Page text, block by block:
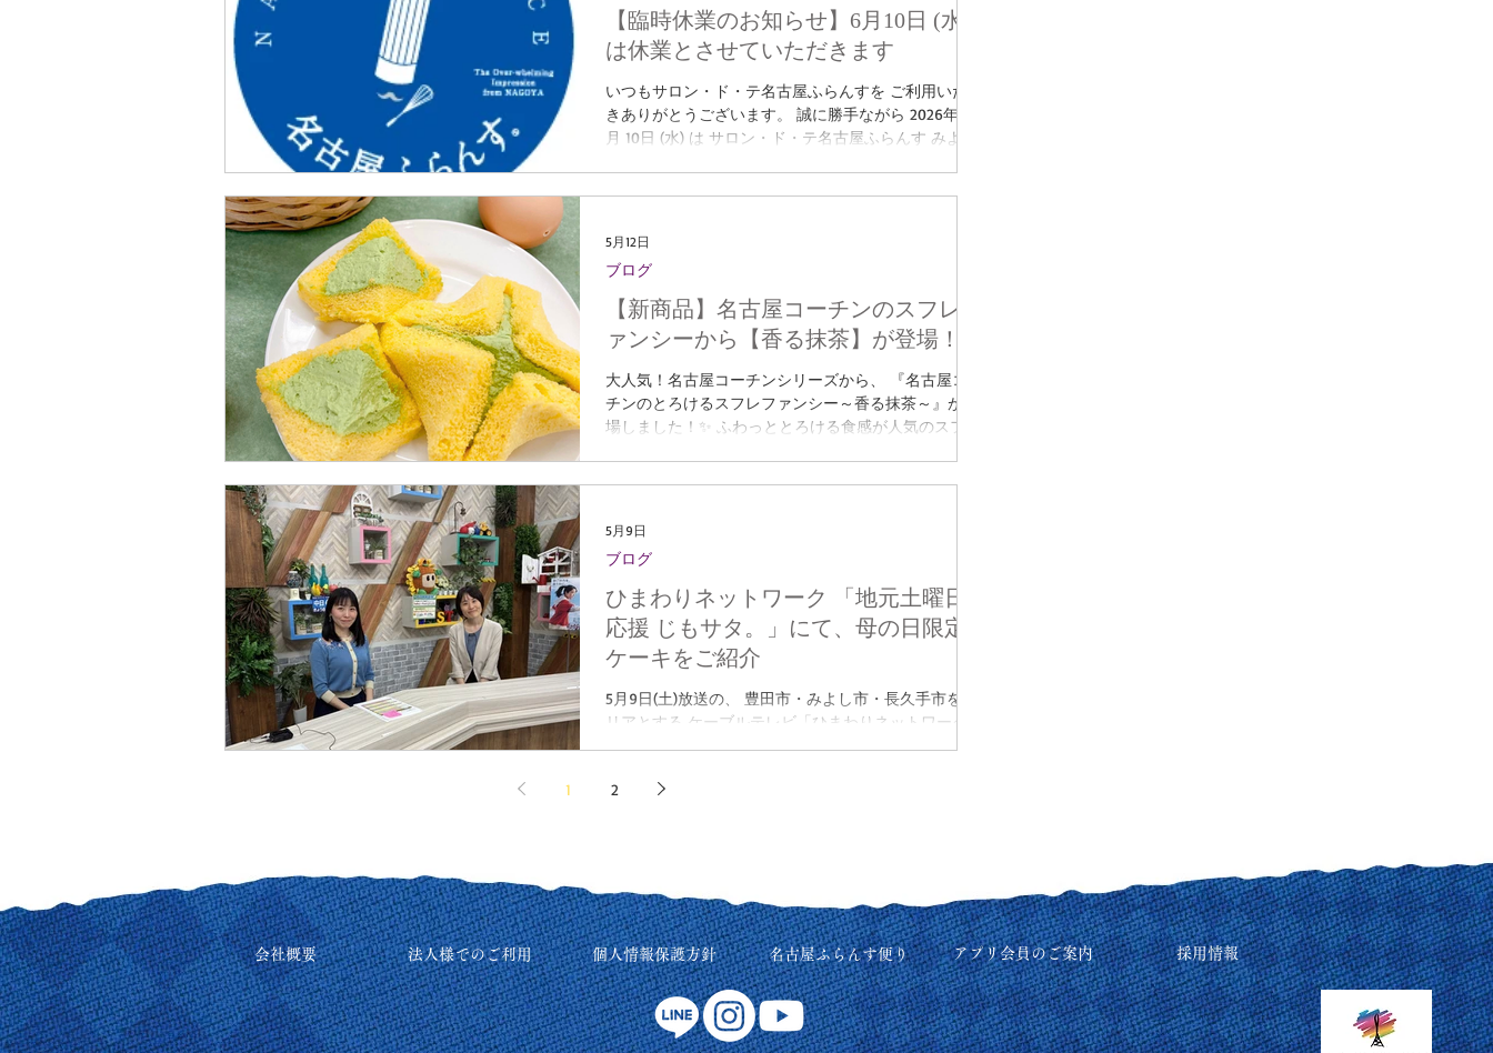
手土産にもおすすめです🎁 Fruit フルーツ しっとり食
感の生地に、オレンジやクランベリーなどの ドライフ
ルーツをたっぷり入れて焼き上げた定番の味です🍊
Earl Grey アールグレイ アールグレイの茶葉をたっぷ
りと入れ、 紅茶の上品な香りと味わいが感じられるよ
うに焼き上げました。 Fraise フレーズ ストロベリー
ピンク色になるように焼き上げました。 入数も幅広く
ラインアップ🎵 用途に合わせてサイズもお選びいただ
【臨時休業のお知らせ】6月10日 (水)
は休業とさせていただきます
いつもサロン・ド・テ名古屋ふらんすを ご利用いただ
きありがとうございます。 誠に勝手ながら 2026年 6
月 10日 (水) は サロン・ド・テ名古屋ふらんす みよし
立山15-1 Tel：0561-33-5551 e-mail：
info@nagoyafrance.jp （受付時間 9：00～19：00）
サロン･ド・テ 名古屋ふらんす あさひ長久手店 〒
488-0046 愛知県尾張旭市南栄町旭ケ丘16-1 Tel：
0561-55-5111 e-mail：info@nagoyafrance.jp （受付時
間 9：00～18：00）
【新商品】名古屋コーチンのスフレフ
ァンシーから【香る抹茶】が登場！
大人気！名古屋コーチンシリーズから、 『名古屋コー
チンのとろけるスフレファンシー～香る抹茶～』が登
場しました！✨ ふわっととろける食感が人気のスフレ
りがふわっと広がり、 卵のやさしい甘さと絶妙に調和
します🎵 生地には名古屋コーチン卵を使用すること
で、 卵本来のコクや香りがより際立つ味わいに🥚 ク
リームには愛知県産の香り高い西尾抹茶を使用し、 ほ
ろ苦さとまろやかさのバランスにこだわりました◎ ふ
わっと軽やかな口どけと、 抹茶の香りが楽しめる、
くださいませ！ ＜ 販売店舗 ＞ サロン・ド・テ 名古
屋ふらんす あさひ長久手店 ※本店、オンラインショ
ップでは販売しておりません。 ＜ 販売価格 ＞ 300円
ては こちらを是非ご覧ください☺ INFO
ブログ
5月12日
ひまわりネットワーク 「地元土曜日
応援 じもサタ。」にて、母の日限定
ケーキをご紹介
5月9日(土)放送の、 豊田市・みよし市・長久手市をエ
リアとする ケーブルテレビ「ひまわりネットワーク」
類の母の日限定ケーキをご紹介✨ お母さまへの感謝の
9日(土) 10:00～10:55 ひまわりネットワーク「地元土曜
日応援 じもサタ。」
https://www.himawari.co.jp/jimosata/
ブログ
5月9日
1 2
会社概要 法人様でのご利用 個人情報保護方針 名古屋ふらんす便り アプリ会員のご案内 採用情報